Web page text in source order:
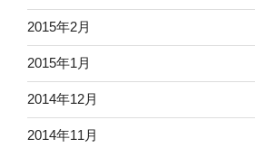
2015年2月
2015年1月
2014年12月
2014年11月